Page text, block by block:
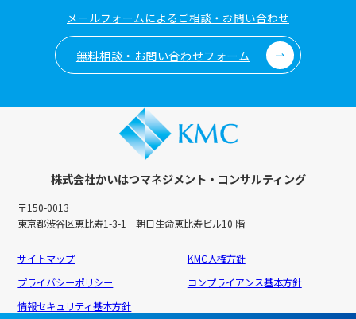
メールフォームによるご相談・お問い合わせ
無料相談・お問い合わせフォーム
株式会社かいはつマネジメント・コンサルティング
〒150-0013
東京都渋谷区恵比寿1-3-1 朝日生命恵比寿ビル10 階
サイトマップ
KMC人権方針
プライバシーポリシー
コンプライアンス基本方針
情報セキュリティ基本方針